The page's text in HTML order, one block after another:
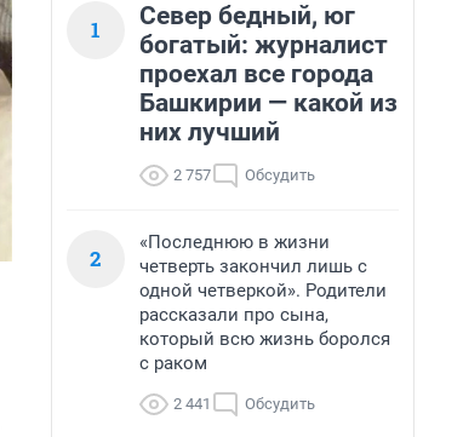
1
Север бедный, юг
богатый: журналист
проехал все города
Башкирии — какой из
них лучший
2 757 Обсудить
2
«Последнюю в жизни
четверть закончил лишь с
одной четверкой». Родители
рассказали про сына,
который всю жизнь боролся
с раком
2 441 Обсудить